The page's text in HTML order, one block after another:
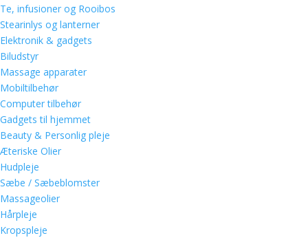
Te, infusioner og Rooibos
Stearinlys og lanterner
Elektronik & gadgets
Biludstyr
Massage apparater
Mobiltilbehør
Computer tilbehør
Gadgets til hjemmet
Beauty & Personlig pleje
Æteriske Olier
Hudpleje
Sæbe / Sæbeblomster
Massageolier
Hårpleje
Kropspleje